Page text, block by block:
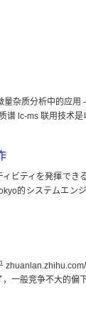
量杂质分析中的应
谱 lc-ms 联用技术是
ビティを発揮でき
的システムエン
一般竞争不大的偏